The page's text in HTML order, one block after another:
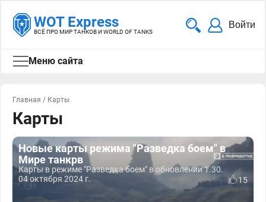
WOT Express
ВСЁ ПРО МИР ТАНКОВ И WORLD OF TANKS
Войти
Меню сайта
Главная / Карты
Карты
Новые карты режима "Разведка боем" в
Мире танкрв
Карты в режиме "Разведка боем" в обновлении 1.30.
04 октября 2024 г.
15